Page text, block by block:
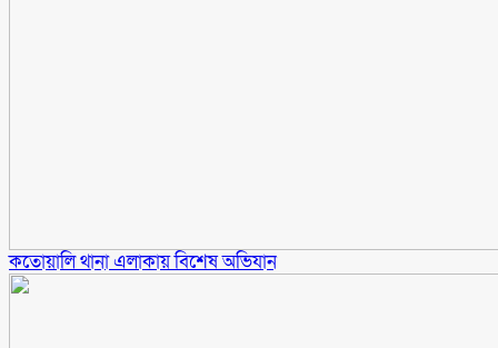
কতোয়ালি থানা এলাকায় বিশেষ অভিযান